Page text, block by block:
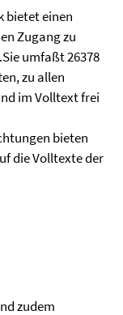
bietet einen
Zugang zu
umfaßt 26378
zu allen
im Volltext frei
bieten
die Volltexte der
zudem